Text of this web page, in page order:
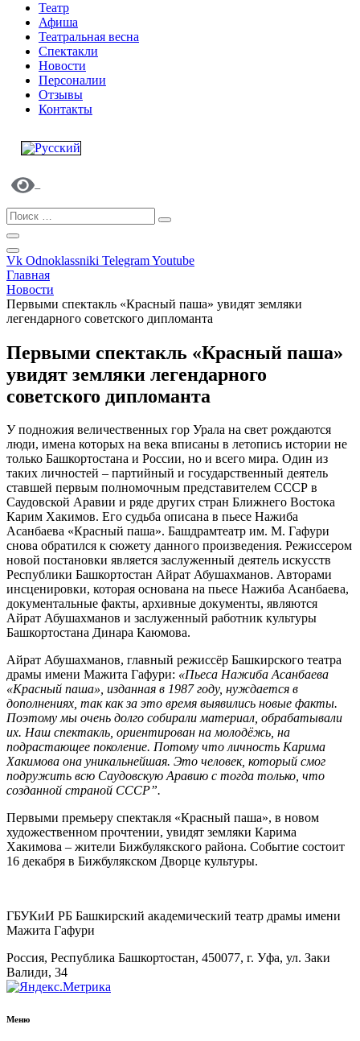
Театр
Афиша
Театральная весна
Спектакли
Новости
Персоналии
Отзывы
Контакты
Vk Odnoklassniki TelegramYoutube
Главная
Новости
Первыми спектакль «Красный паша» увидят земляки
легендарного советского дипломанта
Первыми спектакль «Красный паша»
увидят земляки легендарного
советского дипломанта
У подножия величественных гор Урала на свет рождаются
люди, имена которых на века вписаны в летопись истории не
только Башкортостана и России, но и всего мира. Один из
таких личностей – партийный и государственный деятель
ставшей первым полномочным представителем СССР в
Саудовской Аравии и ряде других стран Ближнего Востока
Карим Хакимов. Его судьба описана в пьесе Нажиба
Асанбаева «Красный паша». Башдрамтеатр им. М. Гафури
снова обратился к сюжету данного произведения. Режиссером
новой постановки является заслуженный деятель искусств
Республики Башкортостан Айрат Абушахманов. Авторами
инсценировки, которая основана на пьесе Нажиба Асанбаева,
документальные факты, архивные документы, являются
Айрат Абушахманов и заслуженный работник культуры
Башкортостана Динара Каюмова.
Айрат Абушахманов, главный режиссёр Башкирского театра
драмы имени Мажита Гафури: «Пьеса Нажиба Асанбаева
«Красный паша», изданная в 1987 году, нуждается в
дополнениях, так как за это время выявились новые факты.
Поэтому мы очень долго собирали материал, обрабатывали
их. Наш спектакль, ориентирован на молодёжь, на
подрастающее поколение. Потому что личность Карима
Хакимова она уникальнейшая. Это человек, который смог
подружить всю Саудовскую Аравию с тогда только, что
созданной страной СССР”.
Первыми премьеру спектакля «Красный паша», в новом
художественном прочтении, увидят земляки Карима
Хакимова – жители Бижбулякского района. Событие состоит
16 декабря в Бижбулякском Дворце культуры.
ГБУКиИ РБ Башкирский академический театр драмы имени
Мажита Гафури
Россия, Республика Башкортостан, 450077, г. Уфа, ул. Заки
Валиди, 34
Меню